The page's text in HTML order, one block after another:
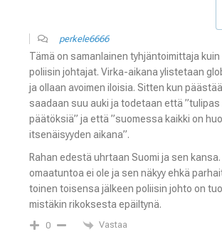
perkele6666
Tämä on samanlainen tyhjäntoimittaja
poliisin johtajat. Virka-aikana ylistetaan
ja ollaan avoimen iloisia. Sitten kun
saadaan suu auki ja todetaan että
päätöksiä” ja että ”suomessa kaikki on
itsenäisyyden aikana”.
Rahan edestä uhrtaan Suomi ja sen
omaatuntoa ei ole ja sen näkyy ehkä
toinen toisensa jälkeen poliisin johto on
mistäkin rikoksesta epäiltynä.
0 Vastaa